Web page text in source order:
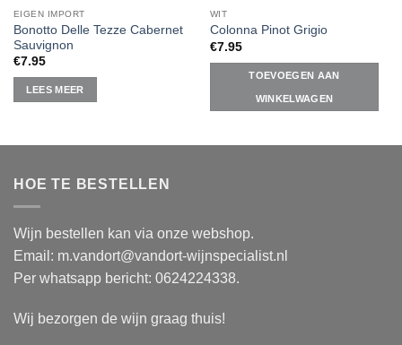
EIGEN IMPORT
Bonotto Delle Tezze Cabernet
Sauvignon
€7.95
LEES MEER
WIT
Colonna Pinot Grigio
€7.95
TOEVOEGEN AAN
WINKELWAGEN
HOE TE BESTELLEN
Wijn bestellen kan via onze webshop.
Email: m.vandort@vandort-wijnspecialist.nl
Per whatsapp bericht: 0624224338.
Wij bezorgen de wijn graag thuis!